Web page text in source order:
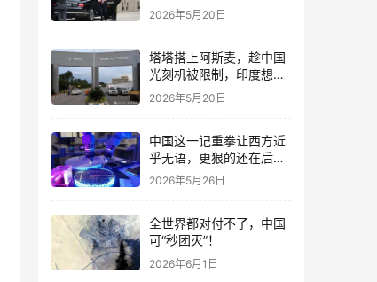
2026年5月20日
塔塔搭上阿斯麦，趁中国
光刻机被限制，印度想抓
紧弯道超车
2026年5月20日
中国这一记重拳让西方近
乎无语，更狠的还在后
面！
2026年5月26日
全世界都对付不了，中国
可“秒团灭”！
2026年6月1日